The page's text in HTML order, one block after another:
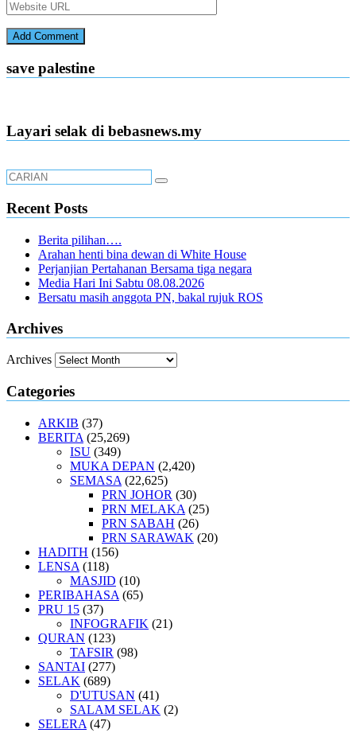
save palestine
Layari selak di bebasnews.my
Recent Posts
Berita pilihan….
Arahan henti bina dewan di White House
Perjanjian Pertahanan Bersama tiga negara
Media Hari Ini Sabtu 08.08.2026
Bersatu masih anggota PN, bakal rujuk ROS
Archives
Archives
Categories
ARKIB (37)
BERITA (25,269)
ISU (349)
MUKA DEPAN (2,420)
SEMASA (22,625)
PRN JOHOR (30)
PRN MELAKA (25)
PRN SABAH (26)
PRN SARAWAK (20)
HADITH (156)
LENSA (118)
MASJID (10)
PERIBAHASA (65)
PRU 15 (37)
INFOGRAFIK (21)
QURAN (123)
TAFSIR (98)
SANTAI (277)
SELAK (689)
D'UTUSAN (41)
SALAM SELAK (2)
SELERA (47)